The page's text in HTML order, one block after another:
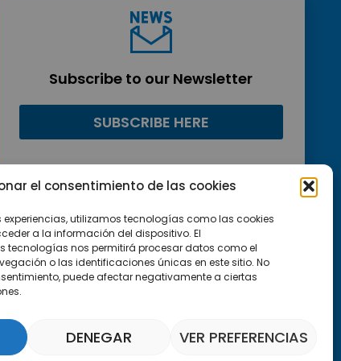
el consentimiento de las cookies
experiencias, utilizamos tecnologías como las cookies
a la información del dispositivo. El
tecnologías nos permitirá procesar datos como el
o las identificaciones únicas en este sitio. No
puede afectar negativamente a ciertas
DENEGAR VER PREFERENCIAS
Subscribe to our Newsletter
SUBSCRIBE HERE